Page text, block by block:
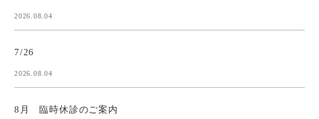
2026.08.04
7/26
2026.08.04
8月 臨時休診のご案内